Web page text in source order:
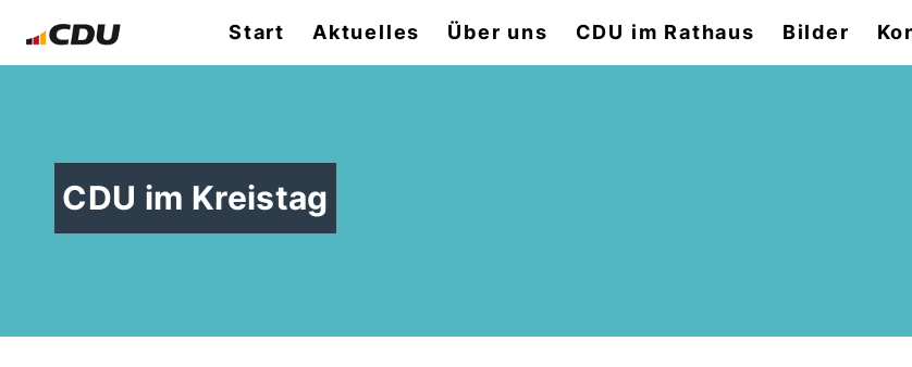
Start Aktuelles Über uns CDU im Rathaus Bilder
CDU im Kreistag